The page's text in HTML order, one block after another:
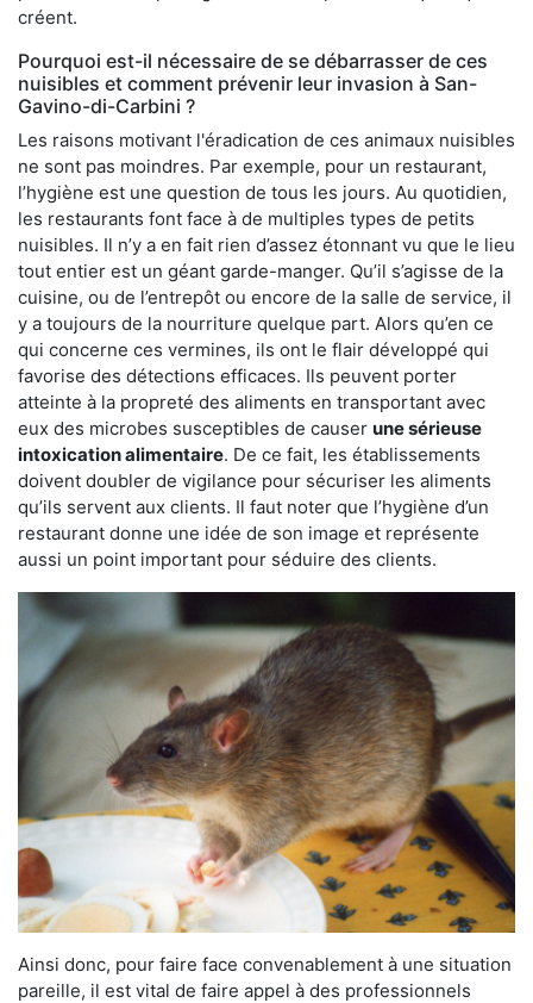
créent.
Pourquoi est-il nécessaire de se débarrasser de ces
nuisibles et comment prévenir leur invasion à San-
Gavino-di-Carbini ?
Les raisons motivant l'éradication de ces animaux nuisibles
ne sont pas moindres. Par exemple, pour un restaurant,
l’hygiène est une question de tous les jours. Au quotidien,
les restaurants font face à de multiples types de petits
nuisibles. Il n’y a en fait rien d’assez étonnant vu que le lieu
tout entier est un géant garde-manger. Qu’il s’agisse de la
cuisine, ou de l’entrepôt ou encore de la salle de service, il
y a toujours de la nourriture quelque part. Alors qu’en ce
qui concerne ces vermines, ils ont le flair développé qui
favorise des détections efficaces. Ils peuvent porter
atteinte à la propreté des aliments en transportant avec
eux des microbes susceptibles de causer une sérieuse
intoxication alimentaire. De ce fait, les établissements
doivent doubler de vigilance pour sécuriser les aliments
qu’ils servent aux clients. Il faut noter que l’hygiène d’un
restaurant donne une idée de son image et représente
aussi un point important pour séduire des clients.
Ainsi donc, pour faire face convenablement à une situation
pareille, il est vital de faire appel à des professionnels